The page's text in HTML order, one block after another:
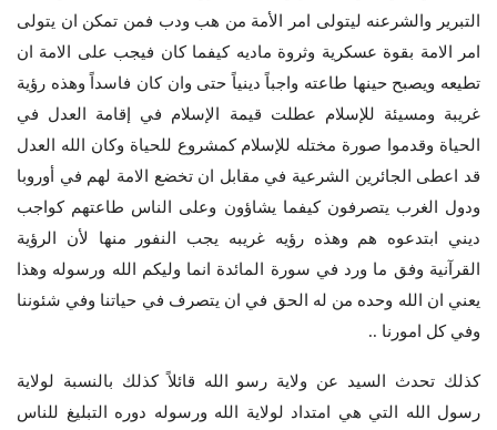
التبرير والشرعنه ليتولى امر الأمة من هب ودب فمن تمكن ان يتولى
امر الامة بقوة عسكرية وثروة ماديه كيفما كان فيجب على الامة ان
تطيعه ويصبح حينها طاعته واجباً دينياً حتى وان كان فاسداً وهذه رؤية
غريبة ومسيئة للإسلام عطلت قيمة الإسلام في إقامة العدل في
الحياة وقدموا صورة مختله للإسلام كمشروع للحياة وكان الله العدل
قد اعطى الجائرين الشرعية في مقابل ان تخضع الامة لهم في أوروبا
ودول الغرب يتصرفون كيفما يشاؤون وعلى الناس طاعتهم كواجب
ديني ابتدعوه هم وهذه رؤيه غريبه يجب النفور منها لأن الرؤية
القرآنية وفق ما ورد في سورة المائدة انما وليكم الله ورسوله وهذا
يعني ان الله وحده من له الحق في ان يتصرف في حياتنا وفي شئوننا
وفي كل امورنا ..
كذلك تحدث السيد عن ولاية رسو الله قائلاً كذلك بالنسبة لولاية
رسول الله التي هي امتداد لولاية الله ورسوله دوره التبليغ للناس